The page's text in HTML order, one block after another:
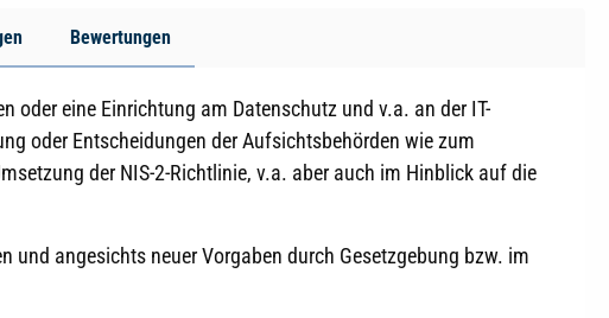
Bewertungen
eine Einrichtung am Datenschutz und v.a. an der IT-
oder Entscheidungen der Aufsichtsbehörden wie zum
der NIS-2-Richtlinie, v.a. aber auch im Hinblick auf die
und angesichts neuer Vorgaben durch Gesetzgebung bzw. im